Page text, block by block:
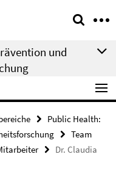
und
Public Health:
Team
Dr. Claudia